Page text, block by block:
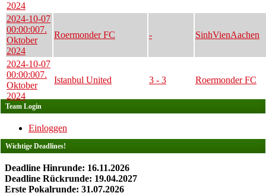
2024
2024-10-07
00:00:007.
Oktober
2024
Roermonder FC - SinhVienAachen
2024-10-07
00:00:007.
Oktober
2024
Istanbul United 3 - 3 Roermonder FC
Team Login
Einloggen
Wichtige Deadlines!
Deadline Hinrunde: 16.11.2026
Deadline Rückrunde: 19.04.2027
Erste Pokalrunde: 31.07.2026